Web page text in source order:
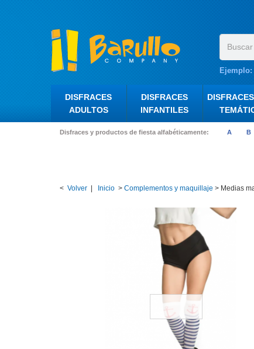
Ejemplo:
DISFRACES
ADULTOS
DISFRACES
INFANTILES
Disfraces y productos de fiesta alfabéticamente: A B
< Volver Inicio > Complementos y maquillaje > Medias